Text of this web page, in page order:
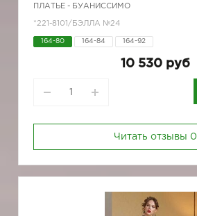
ПЛАТЬЕ - БУАНИССИМО
*221-8101/БЭЛЛА №24
164-80 164-84 164-92
10 530 руб
Читать отзывы 0